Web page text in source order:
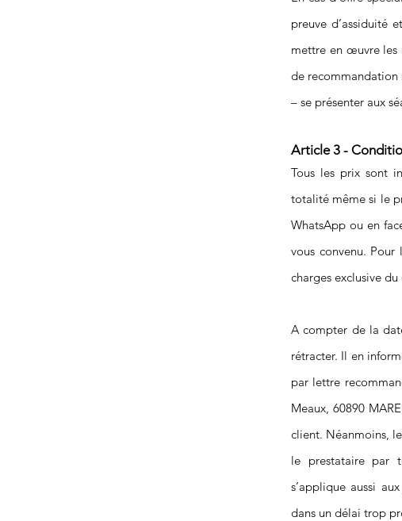
preuve d’assiduité
mettre en œuvre les
de recommandation
– se présenter aux
Article 3 -
Tous les prix sont
totalité même si le
WhatsApp ou en
vous convenu.
charges exclusive du
A compter de la
rétracter. Il en
par lettre
Meaux, 60890
client. Néanmoins,
le prestataire par
s’applique aussi
dans un délai trop